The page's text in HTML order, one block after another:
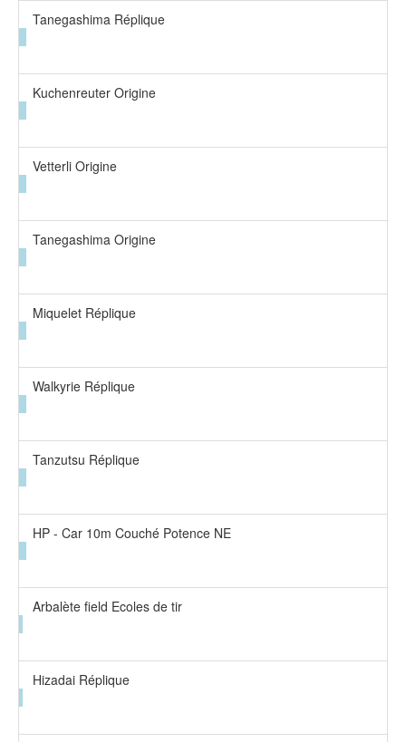
Tanegashima Réplique
Kuchenreuter Origine
Vetterli Origine
Tanegashima Origine
Miquelet Réplique
Walkyrie Réplique
Tanzutsu Réplique
HP - Car 10m Couché Potence NE
Arbalète field Ecoles de tir
Hizadai Réplique